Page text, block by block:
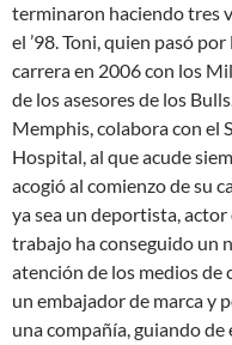
terminaron haciendo tres
el ’98. Toni, quien pasó
carrera en 2006 con los
de los asesores de los
Memphis, colabora con el
Hospital, al que acude
acogió al comienzo de su
ya sea un deportista, actor
trabajo ha conseguido un
atención de los medios de
un embajador de marca y
una compañía, guiando